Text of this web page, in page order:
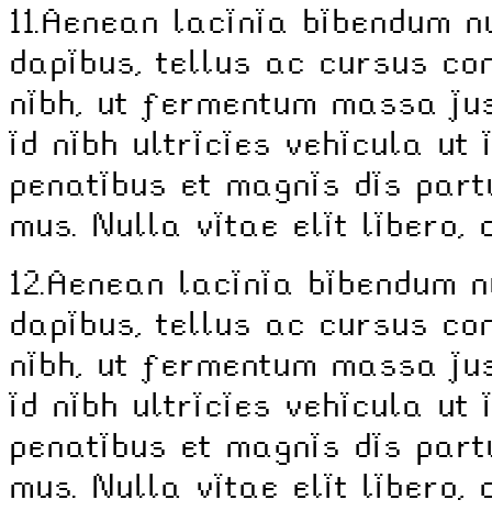
11.Aenean lacinia bibendum
dapibus, tellus ac cursus
nibh, ut fermentum massa
id nibh ultricies vehicula ut
penatibus et magnis dis
mus. Nulla vitae elit libero,
12.Aenean lacinia bibendum
dapibus, tellus ac cursus
nibh, ut fermentum massa
id nibh ultricies vehicula ut
penatibus et magnis dis
mus. Nulla vitae elit libero,